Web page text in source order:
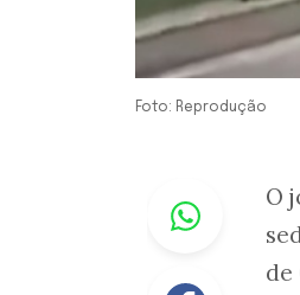
Foto: Reprodução
O
de